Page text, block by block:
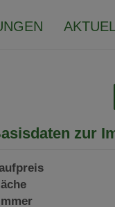
zur